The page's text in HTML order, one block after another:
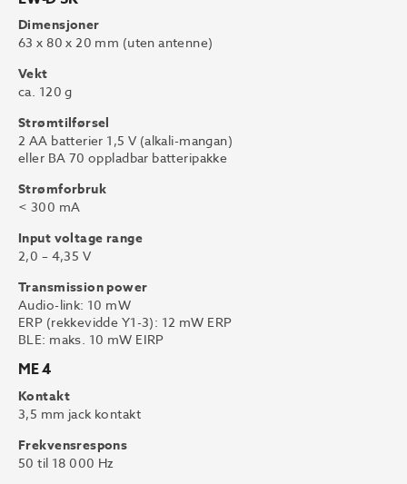
Dimensjoner
63 x 80 x 20 mm (uten antenne)
Vekt
ca. 120 g
Strømtilførsel
2 AA batterier 1,5 V (alkali-mangan)
eller BA 70 oppladbar batteripakke
Strømforbruk
< 300 mA
Input voltage range
2,0 – 4,35 V
Transmission power
Audio-link: 10 mW
ERP (rekkevidde Y1-3): 12 mW ERP
BLE: maks. 10 mW EIRP
ME 4
Kontakt
3,5 mm jack kontakt
Frekvensrespons
50 til 18 000 Hz